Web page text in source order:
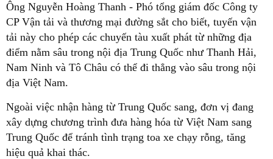
Ông Nguyễn Hoàng Thanh - Phó tổng giám đốc Công ty
CP Vận tải và thương mại đường sắt cho biết, tuyến vận
tải này cho phép các chuyến tàu xuất phát từ những địa
điểm nằm sâu trong nội địa Trung Quốc như Thanh Hải,
Nam Ninh và Tô Châu có thể đi thẳng vào sâu trong nội
địa Việt Nam.
Ngoài việc nhận hàng từ Trung Quốc sang, đơn vị đang
xây dựng chương trình đưa hàng hóa từ Việt Nam sang
Trung Quốc để tránh tình trạng toa xe chạy rỗng, tăng
hiệu quả khai thác.